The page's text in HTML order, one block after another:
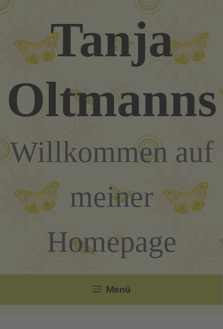
Zum
springen Tanja
Oltmanns
Willkommen auf
meiner
Homepage
Menü